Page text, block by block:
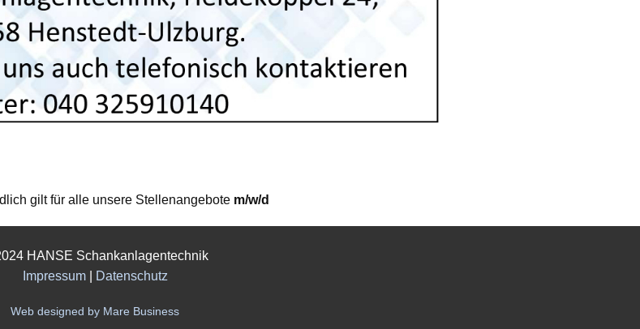
gilt für alle unsere Stellenangebote m/w/d
HANSE Schankanlagentechnik
Impressum| Datenschutz
Web designed by Mare Business